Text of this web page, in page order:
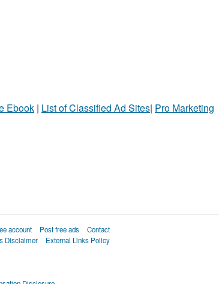
Ebook | List of Classified Ad Sites| Pro Marketing
account Post free ads
Contact
Disclaimer External Links Policy